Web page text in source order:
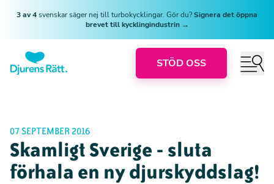
3 av 4svenskar säger nej till turbokycklingar. Gör du?Signera det öppna
brevet till kycklingindustrin →
STÖD OSS
07 SEPTEMBER 2016
Skamligt Sverige - sluta
förhala en ny djurskyddslag!